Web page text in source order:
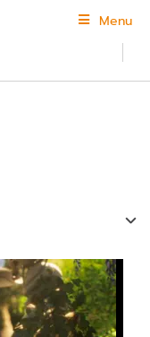
Menu